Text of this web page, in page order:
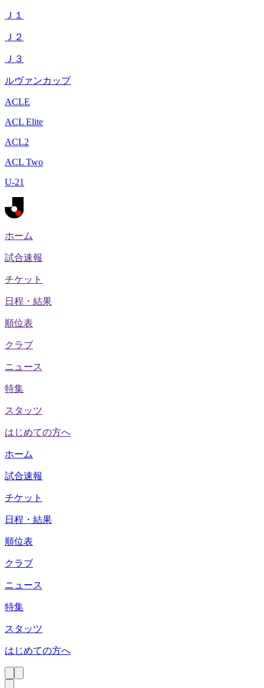
Ｊ１
Ｊ２
Ｊ３
ルヴァンカップ
ACLE
ACL Elite
ACL2
ACL Two
U-21
ホーム
試合速報
チケット
日程・結果
順位表
クラブ
ニュース
特集
スタッツ
はじめての方へ
ホーム
試合速報
チケット
日程・結果
順位表
クラブ
ニュース
特集
スタッツ
はじめての方へ